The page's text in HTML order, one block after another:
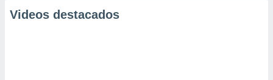
Videos destacados